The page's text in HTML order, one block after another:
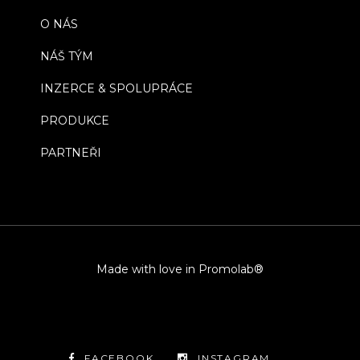
O NÁS
NÁŠ TÝM
INZERCE & SPOLUPRÁCE
PRODUKCE
PARTNEŘI
Made with love in Promolab®